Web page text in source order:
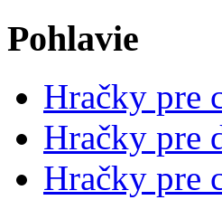
Pohlavie
Hračky pre
Hračky pre
Hračky pre